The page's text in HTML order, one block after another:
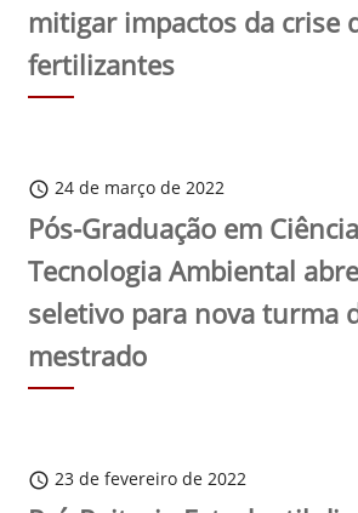
mitigar impactos da crise
fertilizantes
schedule 24 de março de 2022
Pós-Graduação em
Tecnologia Ambiental
seletivo para nova turma
mestrado
schedule 23 de fevereiro de 2022